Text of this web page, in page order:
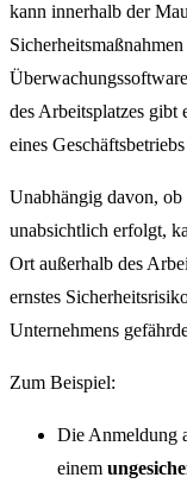
kann innerhalb der
des Arbeitsplatzes gibt
eines
Unabhängig davon, ob
unabsichtlich erfolgt,
Ort außerhalb des
ernstes
Unternehmens
Zum Beispiel:
Die Anmeldung
einem